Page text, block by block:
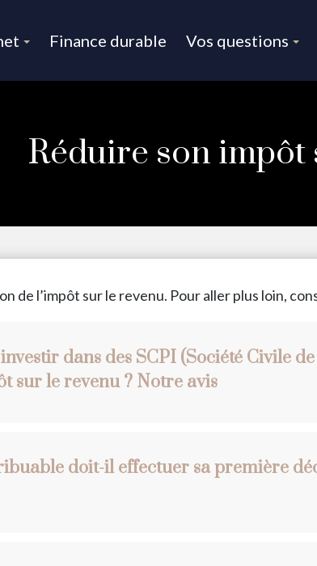
Finance durable Vos questions
Réduire son impôt
de l’impôt sur le revenu. Pour aller plus loin,
dans des SCPI (Société Civile
sur le revenu ? Notre avis
doit-il effectuer sa première